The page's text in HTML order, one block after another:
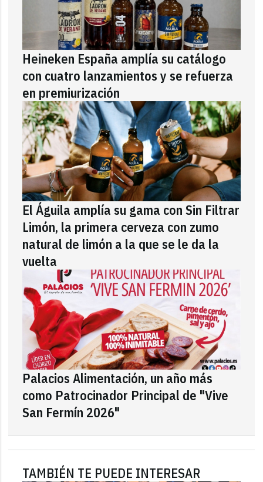
Heineken España amplía su catálogo
con cuatro lanzamientos y se refuerza
en premiurización
El Águila amplía su gama con Sin Filtrar
Limón, la primera cerveza con zumo
natural de limón a la que se le da la
vuelta
Palacios Alimentación, un año más
como Patrocinador Principal de "Vive
San Fermín 2026"
TAMBIÉN TE PUEDE INTERESAR